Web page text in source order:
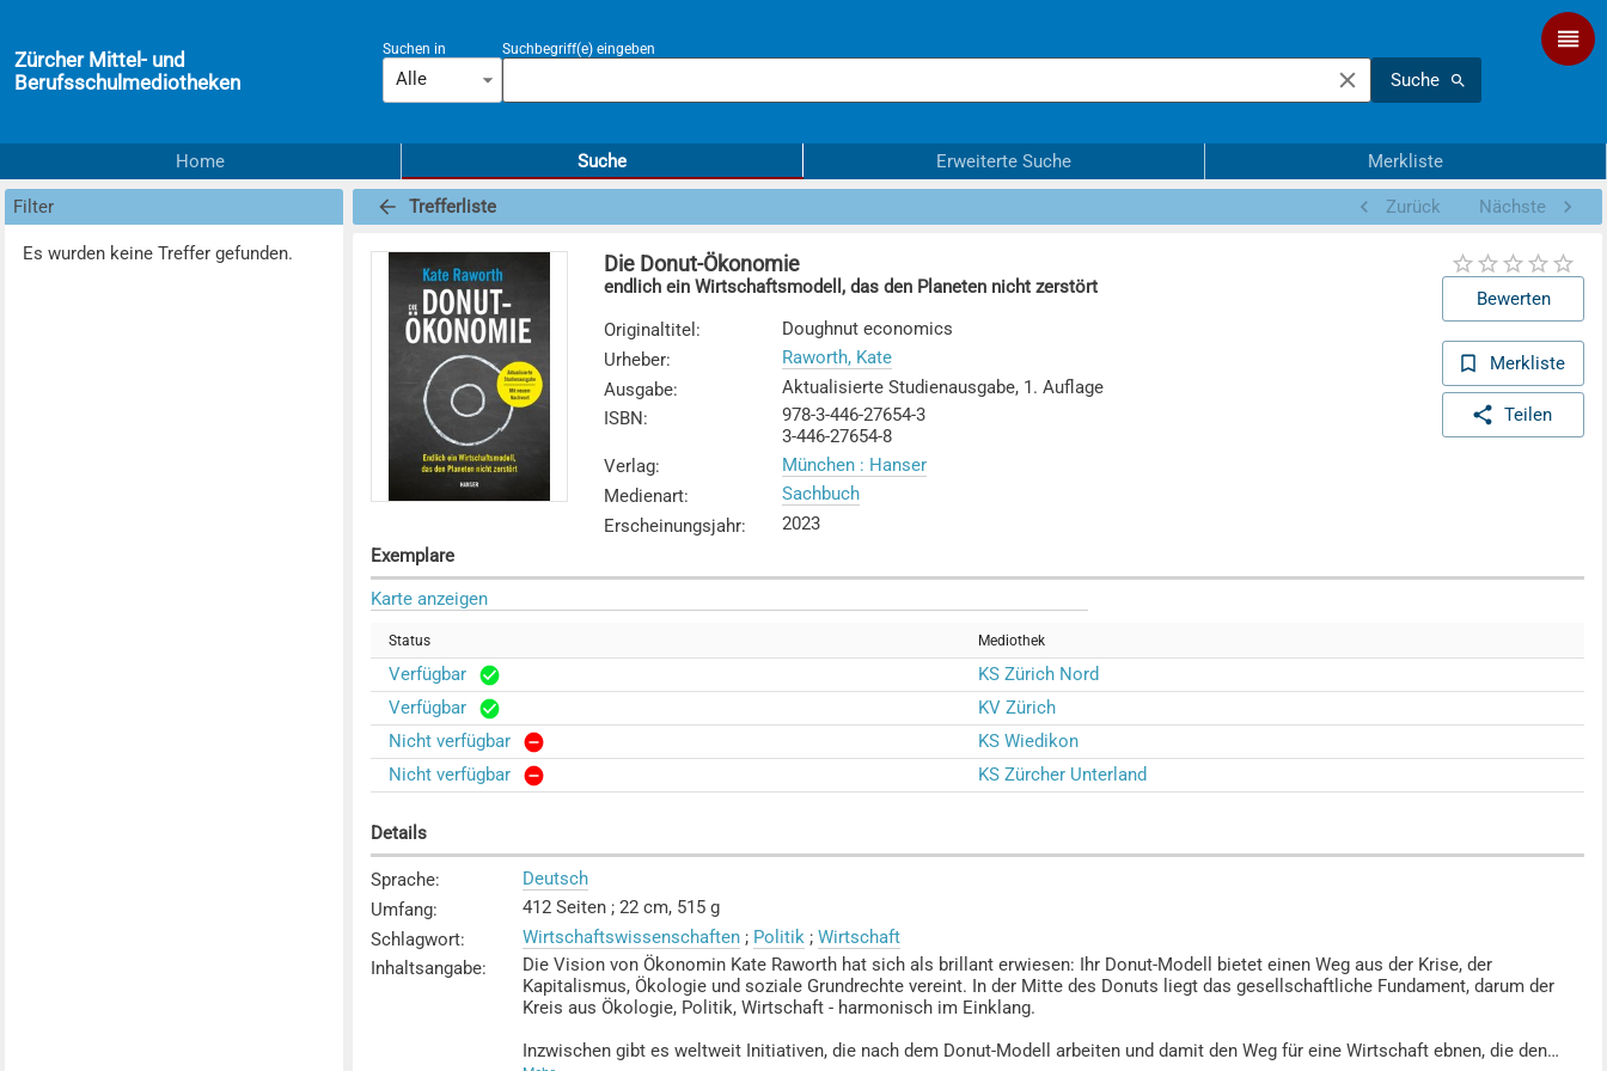
Zürcher Mittel- und
Berufsschulmediotheken
Suchen in
Alle
Suchbegriff(e) eingeben
Suche
Home Suche Erweiterte Suche Merkliste
Filter
Es wurden keine Treffer gefunden.
Trefferliste Zurück Nächste
Die Donut-Ökonomie
endlich ein Wirtschaftsmodell, das den Planeten nicht zerstört
Originaltitel :
Doughnut economics
Urheber:
Raworth, Kate
Ausgabe:
Aktualisierte Studienausgabe, 1. Auflage
ISBN:
978-3-446-27654-3
3-446-27654-8
Verlag:
München : Hanser
Medienart:
Sachbuch
Erscheinungsjahr: 2023
Bewerten
Merkliste
Teilen
Exemplare
Karte anzeigen
Status Mediothek
Verfügbar
KS Zürich Nord
Verfügbar
KV Zürich
Nicht verfügbar
KS Wiedikon
Nicht verfügbar
KS Zürcher Unterland
Details
Sprache:
Deutsch
Umfang:
412 Seiten ; 22 cm, 515 g
Schlagwort: Wirtschaftswissenschaften; Politik; Wirtschaft
Inhaltsangabe:
Die Vision von Ökonomin Kate Raworth hat sich als brillant erwiesen: Ihr Donut-Modell bietet einen Weg aus der Krise, der
Kapitalismus, Ökologie und soziale Grundrechte vereint. In der Mitte des Donuts liegt das gesellschaftliche Fundament, darum der
Kreis aus Ökologie, Politik, Wirtschaft - harmonisch im Einklang.
Inzwischen gibt es weltweit Initiativen, die nach dem Donut-Modell arbeiten und damit den Weg für eine Wirtschaft ebnen, die den